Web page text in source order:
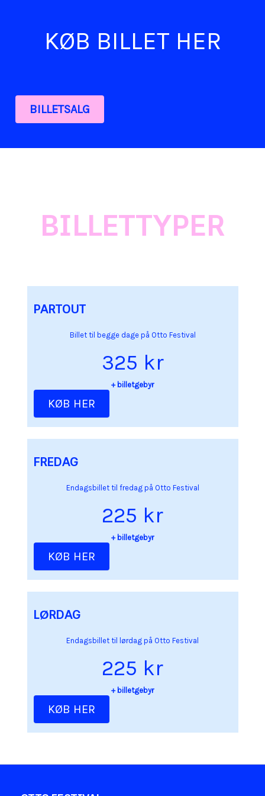
KØB BILLET HER
BILLETSALG
BILLETTYPER
PARTOUT
Billet til begge dage på Otto Festival
325 kr
+ billetgebyr
KØB HER
FREDAG
Endagsbillet til fredag på Otto Festival
225 kr
+ billetgebyr
KØB HER
LØRDAG
Endagsbillet til lørdag på Otto Festival
225 kr
+ billetgebyr
KØB HER